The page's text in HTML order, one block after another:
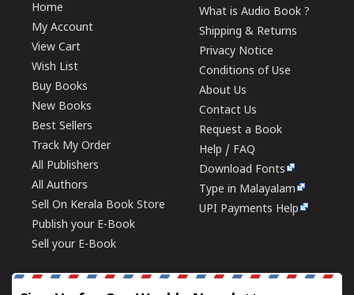
Home
My Account
View Cart
Wish List
Buy Books
New Books
Best Sellers
Track My Order
All Publishers
All Authors
Sell On Kerala Book Store
Publish your E-Book
Sell your E-Book
What is Audio Book ?
Shipping & Returns
Privacy Notice
Conditions of Use
About Us
Contact Us
Request a Book
Help / FAQ
Download Fonts
Type in Malayalam
UPI Payments Help